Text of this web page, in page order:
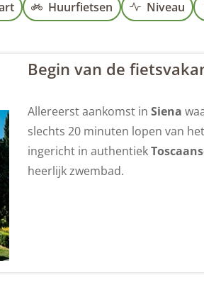
Huurfietsen Niveau
Begin van de
Allereerst aankomst in Siena
slechts 20 minuten lopen van
ingericht in authentiek
heerlijk zwembad.